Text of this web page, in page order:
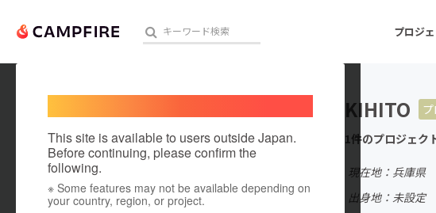
プロジ
人気のプロジェクト 注目のリターン 注
アート・写真 音楽
This site is available to users outside Japan.
Before continuing, please confirm the
following.
※ Some features may not be available depending on
your country, region, or project.
IKEDA AKIHITO
これまでに1件のプロジェク
現在地：兵庫県
出身国：日本
出身地：未設定